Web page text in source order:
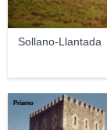
Sollano-Llantada
Príamo